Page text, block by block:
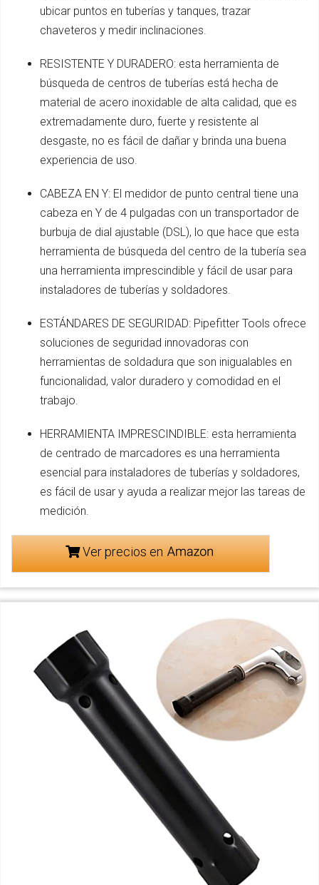
ubicar puntos en tuberías y tanques, trazar
chaveteros y medir inclinaciones.
RESISTENTE Y DURADERO: esta herramienta de
búsqueda de centros de tuberías está hecha de
material de acero inoxidable de alta calidad, que es
extremadamente duro, fuerte y resistente al
desgaste, no es fácil de dañar y brinda una buena
experiencia de uso.
CABEZA EN Y: El medidor de punto central tiene una
cabeza en Y de 4 pulgadas con un transportador de
burbuja de dial ajustable (DSL), lo que hace que esta
herramienta de búsqueda del centro de la tubería sea
una herramienta imprescindible y fácil de usar para
instaladores de tuberías y soldadores.
ESTÁNDARES DE SEGURIDAD: Pipefitter Tools ofrece
soluciones de seguridad innovadoras con
herramientas de soldadura que son inigualables en
funcionalidad, valor duradero y comodidad en el
trabajo.
HERRAMIENTA IMPRESCINDIBLE: esta herramienta
de centrado de marcadores es una herramienta
esencial para instaladores de tuberías y soldadores,
es fácil de usar y ayuda a realizar mejor las tareas de
medición.
Ver precios en